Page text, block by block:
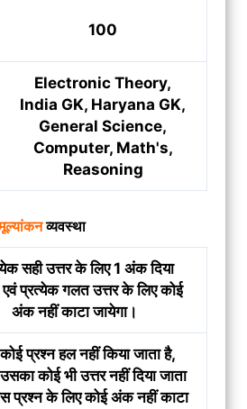
100
Electronic Theory,
India GK, Haryana GK,
General Science,
Computer, Math's,
Reasoning
व्यवस्था
सही उत्तर के लिए 1 अंक दिया
एवं प्रत्येक गलत उत्तर के लिए कोई
अंक नहीं काटा जायेगा।
प्रश्न हल नहीं किया जाता है,
कोई भी उत्तर नहीं दिया जाता
प्रश्न के लिए कोई अंक नहीं काटा